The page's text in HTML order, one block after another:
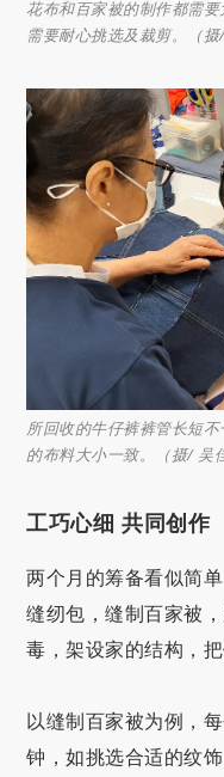
花布和百家被的制作都需
需要耐心挑选及裁剪。（摄
所回收的牛仔裤裤管长短
的布料大小一致。（摄/ 吴
工巧心细 共同创作
两个月的筹备看似简
缝纫包，缝制百家被
毒，架设家的结构，把
以缝制百家被为例，
钟，如挑选合适的纹